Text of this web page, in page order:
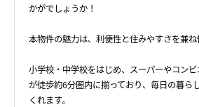
かがでしょうか！
本物件の魅力は、利便性と住みやすさを兼ね
小学校・中学校をはじめ、スーパーやコン
が徒歩約6分圏内に揃っており、毎日の暮ら
くれます。